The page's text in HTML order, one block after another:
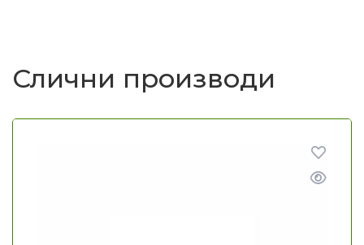
Слични производи